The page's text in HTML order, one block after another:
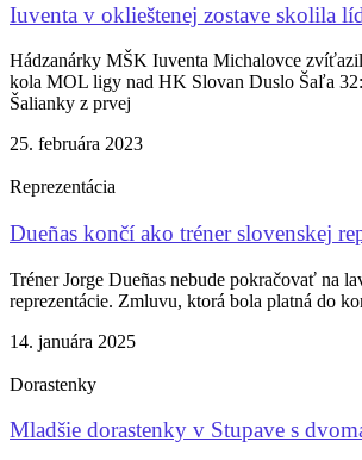
Iuventa v oklieštenej zostave skolila
Hádzanárky MŠK Iuventa Michalovce
kola MOL ligy nad HK Slovan Duslo Šaľa
Šalianky z prvej
25. februára 2023
Reprezentácia
Dueñas končí ako tréner slovenskej
Tréner Jorge Dueñas nebude pokračovať na
reprezentácie. Zmluvu, ktorá bola platná do
14. januára 2025
Dorastenky
Mladšie dorastenky v Stupave s